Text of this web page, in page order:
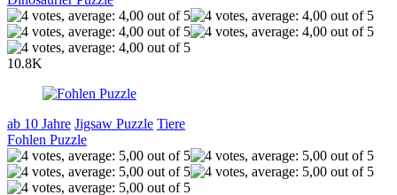
10.8K
ab 10 Jahre Jigsaw Puzzle Tiere
Fohlen Puzzle